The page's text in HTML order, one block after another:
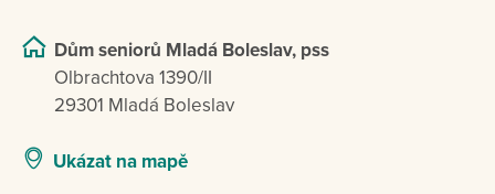
Dům seniorů Mladá Boleslav, pss
Olbrachtova 1390/II
29301 Mladá Boleslav
Ukázat na mapě